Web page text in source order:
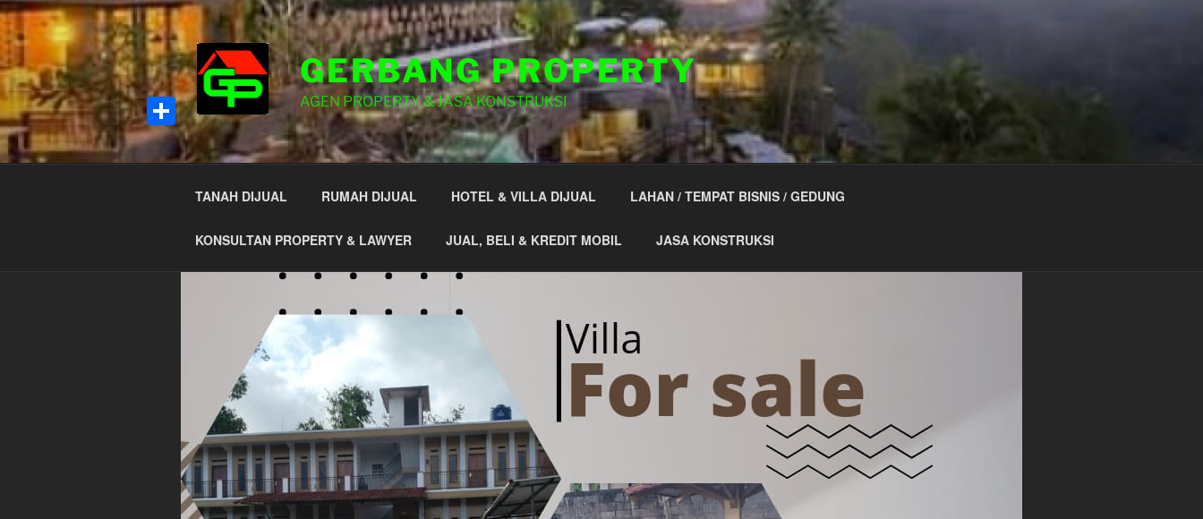
Lompat
ke
konten
GERBANG PROPERTY
AGEN PROPERTY & JASA KONSTRUKSI
TANAH DIJUAL RUMAH DIJUAL HOTEL & VILLA DIJUAL LAHAN / TEMPAT BISNIS / GEDUNG
KONSULTAN PROPERTY & LAWYER JUAL, BELI & KREDIT MOBIL JASA KONSTRUKSI
S
h